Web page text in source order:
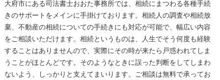
大府市にある司法書士おおた事務所では、相続にまつわる各種手続
きのサポートをメインに手掛けております。相続人の調査や相続放
棄、不動産の相続についての手続きにも対応が可能で、幅広い内容
をご相談いただけます。相続というものは、人生でそう何度も経験
することはありませんので、実際にその時が来たら戸惑われてしま
うことがほとんどです。そのようなときに誤った判断をしてしまわ
ないよう、しっかりと支えてまいります。ご相談は無料で承ってお